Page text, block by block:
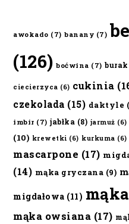
awokado (7) banany (7)
(126) boćwina (7)
ciecierzyca (6) cukinia
czekolada (15) daktyle
imbir (7) jabłka (8) jarmuż (6)
(10) krewetki (6) kurkuma (6)
mascarpone (17)
(14) mąka gryczana (9)
migdałowa (11)
mąka owsiana (17)